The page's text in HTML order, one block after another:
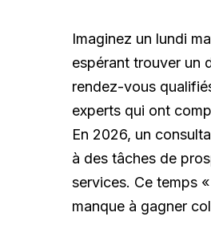
Imaginez un lundi
espérant trouver un
rendez-vous
experts qui ont
En 2026, un
à des tâches de
services. Ce temps
manque à gagner